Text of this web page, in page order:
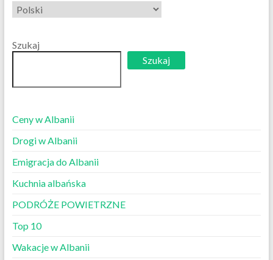
Wybierz
język
Szukaj
Szukaj
Ceny w Albanii
Drogi w Albanii
Emigracja do Albanii
Kuchnia albańska
PODRÓŻE POWIETRZNE
Top 10
Wakacje w Albanii